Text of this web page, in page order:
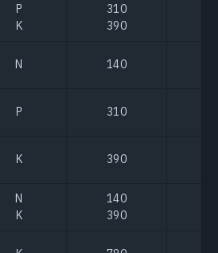
P
K
310
390
N 140
P 310
K 390
N
K
140
390